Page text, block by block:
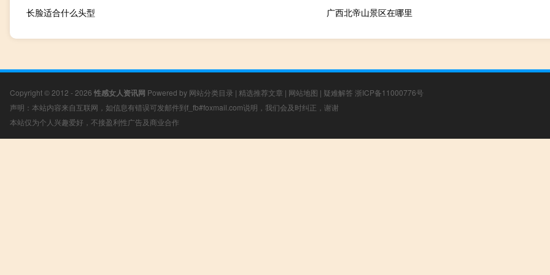
长脸适合什么头型 广西北帝山景区在哪里
Copyright © 2012 - 2026 性感女人资讯网 Powered by 网站分类目录 | 精选推荐文章 | 网站地图 | 疑难解答 浙ICP备11000776号
声明：本站内容来自互联网，如信息有错误可发邮件到f_fb#foxmail.com说明，我们会及时纠正，谢谢
本站仅为个人兴趣爱好，不接盈利性广告及商业合作